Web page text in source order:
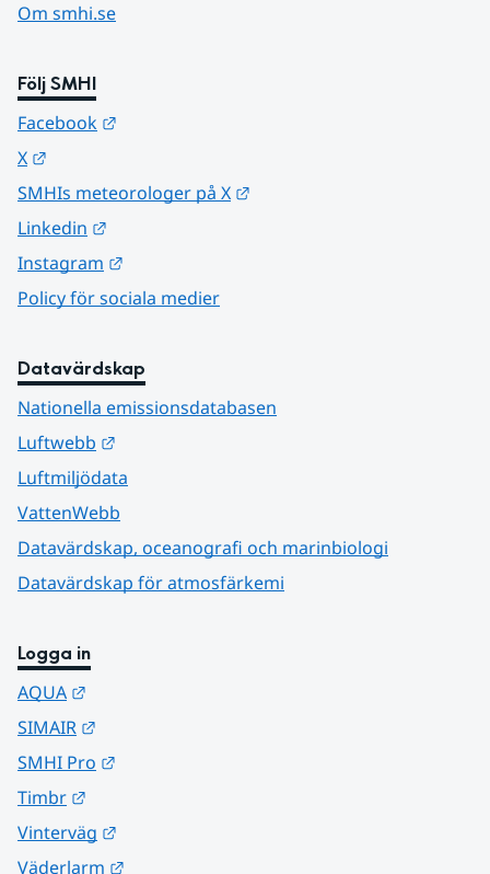
Om smhi.se
Följ SMHI
Facebook
X
SMHIs meteorologer på X
Linkedin
Instagram
Policy för sociala medier
Datavärdskap
Nationella emissionsdatabasen
Luftwebb
Luftmiljödata
VattenWebb
Datavärdskap, oceanografi och marinbiologi
Datavärdskap för atmosfärkemi
Logga in
AQUA
SIMAIR
SMHI Pro
Timbr
Vinterväg
Väderlarm